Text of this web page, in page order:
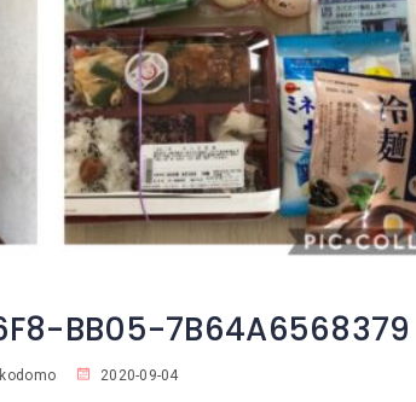
BB05-7B64A6568379
2020-09-04